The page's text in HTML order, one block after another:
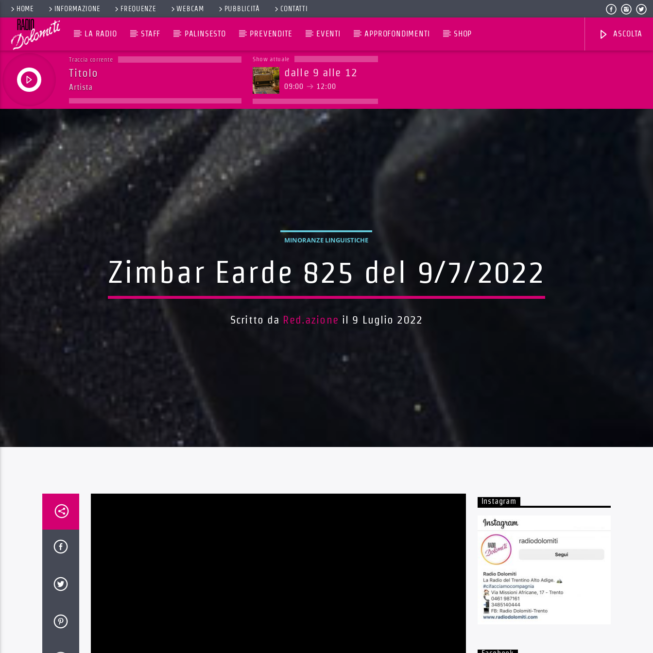
HOME INFORMAZIONE FREQUENZE WEBCAM PUBBLICITÀ CONTATTI
LA RADIO STAFF PALINSESTO PREVENDITE EVENTI APPROFONDIMENTI SHOP ASCOLTA
Traccia corrente
Titolo
Artista
Show attuale
dalle 9 alle 12
09:00 12:00
MINORANZE LINGUISTICHE
Zimbar Earde 825 del 9/7/2022
Scritto da Red.azione il 9 Luglio 2022
Instagram